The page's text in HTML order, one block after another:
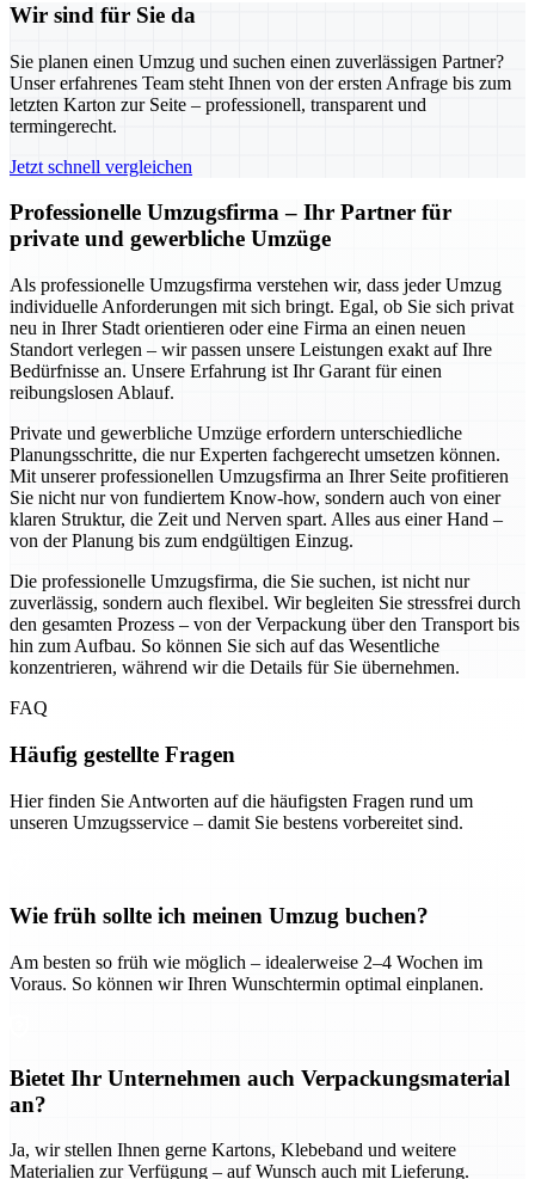
Wir sind für Sie da
Sie planen einen Umzug und suchen einen zuverlässigen Partner?
Unser erfahrenes Team steht Ihnen von der ersten Anfrage bis zum
letzten Karton zur Seite – professionell, transparent und
termingerecht.
Jetzt schnell vergleichen
Professionelle Umzugsfirma – Ihr Partner für
private und gewerbliche Umzüge
Als professionelle Umzugsfirma verstehen wir, dass jeder Umzug
individuelle Anforderungen mit sich bringt. Egal, ob Sie sich privat
neu in Ihrer Stadt orientieren oder eine Firma an einen neuen
Standort verlegen – wir passen unsere Leistungen exakt auf Ihre
Bedürfnisse an. Unsere Erfahrung ist Ihr Garant für einen
reibungslosen Ablauf.
Private und gewerbliche Umzüge erfordern unterschiedliche
Planungsschritte, die nur Experten fachgerecht umsetzen können.
Mit unserer professionellen Umzugsfirma an Ihrer Seite profitieren
Sie nicht nur von fundiertem Know-how, sondern auch von einer
klaren Struktur, die Zeit und Nerven spart. Alles aus einer Hand –
von der Planung bis zum endgültigen Einzug.
Die professionelle Umzugsfirma, die Sie suchen, ist nicht nur
zuverlässig, sondern auch flexibel. Wir begleiten Sie stressfrei durch
den gesamten Prozess – von der Verpackung über den Transport bis
hin zum Aufbau. So können Sie sich auf das Wesentliche
konzentrieren, während wir die Details für Sie übernehmen.
FAQ
Häufig gestellte Fragen
Hier finden Sie Antworten auf die häufigsten Fragen rund um
unseren Umzugsservice – damit Sie bestens vorbereitet sind.
Wie früh sollte ich meinen Umzug buchen?
Am besten so früh wie möglich – idealerweise 2–4 Wochen im
Voraus. So können wir Ihren Wunschtermin optimal einplanen.
Bietet Ihr Unternehmen auch Verpackungsmaterial
an?
Ja, wir stellen Ihnen gerne Kartons, Klebeband und weitere
Materialien zur Verfügung – auf Wunsch auch mit Lieferung.